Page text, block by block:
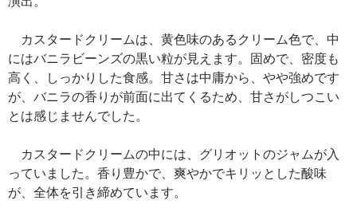
カスタードクリームは、黄色味のあるクリーム色で、中
にはバニラビーンズの黒い粒が見えます。固めで、密度も
高く、しっかりした食感。甘さは中庸から、やや強めです
が、バニラの香りが前面に出てくるため、甘さがしつこい
とは感じませんでした。
カスタードクリームの中には、グリオットのジャムが入
っていました。香り豊かで、爽やかでキリッとした酸味
が、全体を引き締めています。